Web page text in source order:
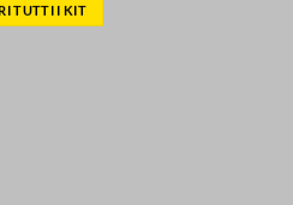
TUTTI I KIT